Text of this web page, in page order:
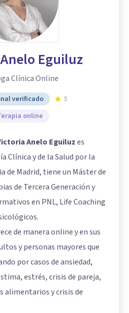
Eguiluz
Clínica Online
verificado
5
online
Anelo Eguiluzes
Clínica y de la Salud por la
de Madrid, tiene un Máster de
de Tercera Generación y
en PNL, Life Coaching
de manera online y en sus
y personas mayores que
por casos de ansiedad,
estrés, crisis de pareja,
alimentarios y crisis de